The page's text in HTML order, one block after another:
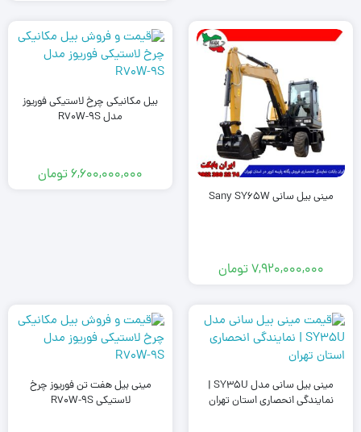
مینی بیل سانی Sany SY65W
7,920,000,000تومان
بیل مکانیکی چرخ لاستیکی فوریوز
مدل R70W-9S
6,600,000,000تومان
مینی بیل سانی مدل SY35U |
نمایندگی انحصاری استان تهران
مینی بیل هفت تن فوریوز چرخ
لاستیکی R70W-9S